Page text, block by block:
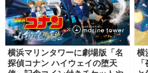
日本郵船氷川丸 横浜・三溪園 横浜・
横浜アンパンマンこどもミュージアム 横
横浜ベイブリッジスカイウォーク 横浜マ
横浜マリンタワーに劇場版「名
探偵コナン ハイウェイの堕天
横